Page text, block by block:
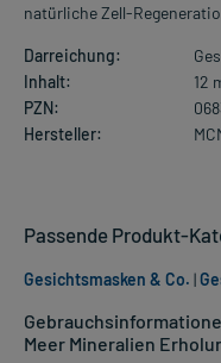
natürliche Zell-
Darreichung:
Inhalt:
12
PZN:
Hersteller:
Meer Mineralien
Passende Produkt-
Gesichtsmasken & Co. |